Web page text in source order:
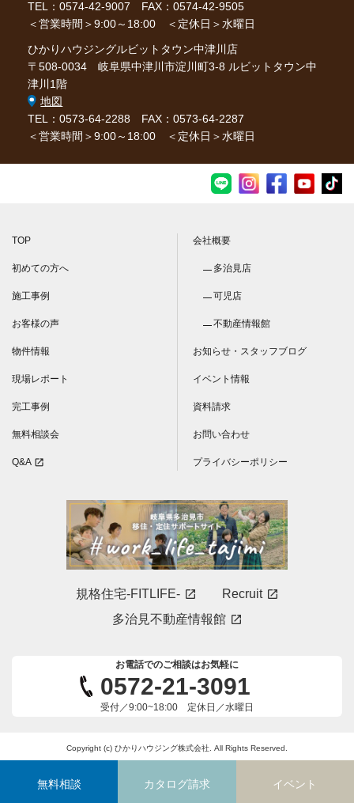
TEL：0574-42-9007 FAX：0574-42-9505
＜営業時間＞9:00～18:00 ＜定休日＞水曜日
ひかりハウジングルビットタウン中津川店
〒508-0034 岐阜県中津川市淀川町3-8 ルビットタウン中
津川1階
地図
TEL：0573-64-2288 FAX：0573-64-2287
＜営業時間＞9:00～18:00 ＜定休日＞水曜日
TOP
初めての方へ
施工事例
お客様の声
物件情報
現場レポート
完工事例
無料相談会
Q&A open_in_new
会社概要
多治見店
可児店
不動産情報館
お知らせ・スタッフブログ
イベント情報
資料請求
お問い合わせ
プライバシーポリシー
規格住宅-FITLIFE- open_in_new Recruit open_in_new
多治見不動産情報館 open_in_new
お電話でのご相談はお気軽に
0572-21-3091
受付／9:00~18:00 定休日／水曜日
Copyright (c) ひかりハウジング株式会社. All Rights Reserved.
無料相談 カタログ請求 イベント